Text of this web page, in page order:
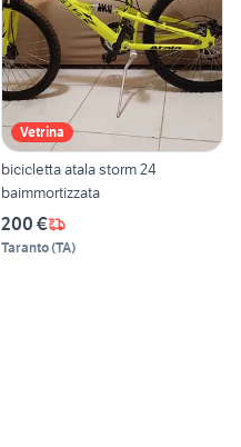
Vetrina
bicicletta atala storm 24
baimmortizzata
200 €
Taranto(TA)